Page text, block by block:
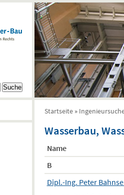
Sie sind hier
Startseite »
Wasserbau,
Name
B
Dipl.-Ing. Peter